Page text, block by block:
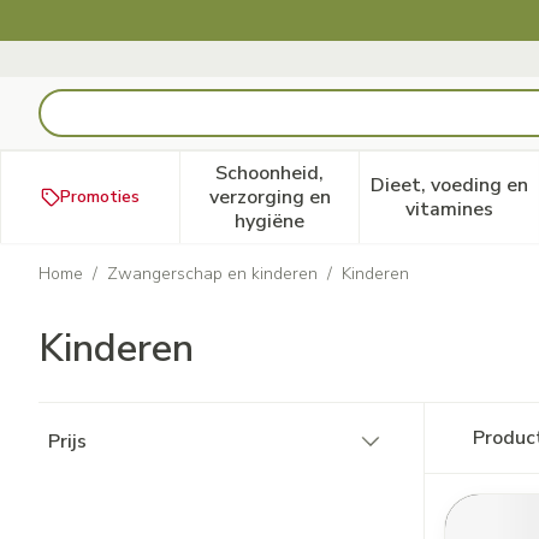
Product, merk, categorie...
Promoties
Schoonheid,
verzorging en
hygiëne
Toon submenu voor
Dieet, voeding en
vitamines
Toon
Home / Zwangerschap en kinderen / Kinderen
Kinderen
Prijs